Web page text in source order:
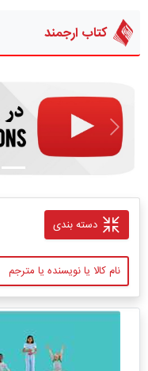
کتاب ارجمند
قبلی
دسته بندی